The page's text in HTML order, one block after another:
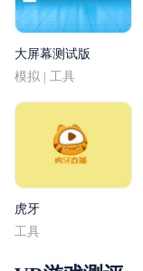
大屏幕测试版
模拟 | 工具
虎牙
工具